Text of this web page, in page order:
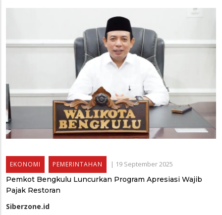
EKONOMI PEMERINTAHAN | 19 September 2025
Pemkot Bengkulu Luncurkan Program Apresiasi Wajib
Pajak Restoran
Siberzone.id